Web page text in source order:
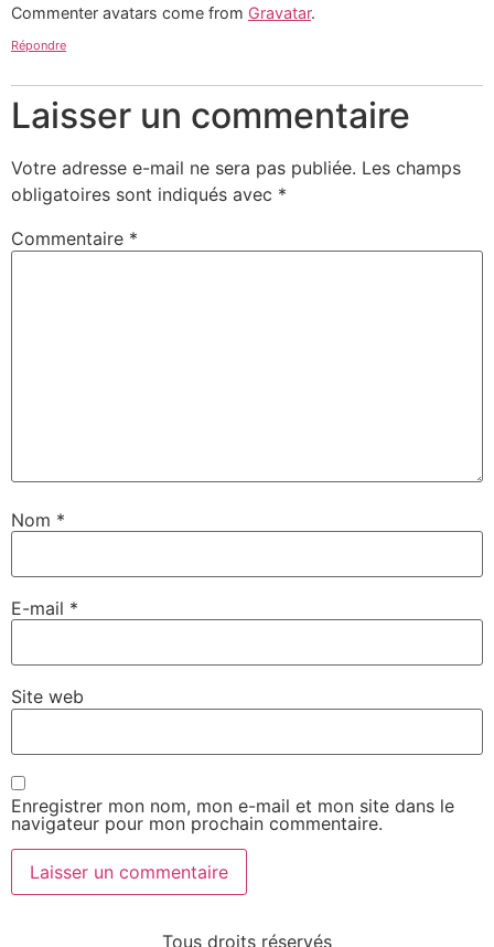
Commenter avatars come from Gravatar.
Répondre
Laisser un commentaire
Votre adresse e-mail ne sera pas publiée. Les champs
obligatoires sont indiqués avec *
Commentaire *
Nom *
E-mail *
Site web
Enregistrer mon nom, mon e-mail et mon site dans le
navigateur pour mon prochain commentaire.
Tous droits réservés